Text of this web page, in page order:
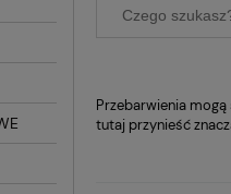
Przebarwienia
tutaj przynieść